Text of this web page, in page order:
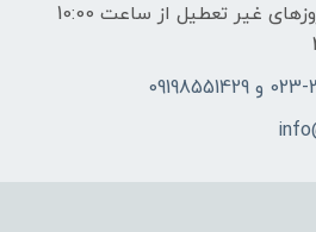
ساعات پاسخگویی: فقط روزهای غیر تعطیل از ساعت 10:00